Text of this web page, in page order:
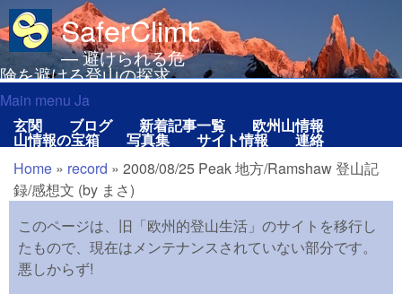
メインコンテンツに移動
SaferClimbing.org
— 避けられる危
険を避ける登山の探求
Main menu Ja
Main menu Ja
玄関
ブログ 新着記事一覧 欧州山情報
山情報の宝箱 写真集 サイト情報 連絡
現在地
Home » record » 2008/08/25 Peak 地方/Ramshaw 登山記
録/感想文 (by まさ)
このページは、旧「欧州的登山生活」のサイトを移行し
たもので、現在はメンテナンスされていない部分です。
悪しからず!